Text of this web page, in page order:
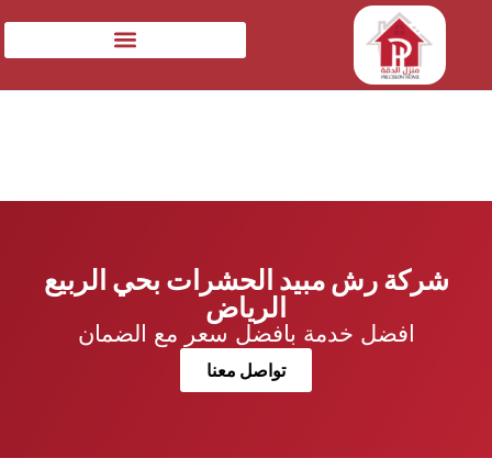
شركة رش مبيد الحشرات بحي الربيع
الرياض
افضل خدمة بافضل سعر مع الضمان
تواصل معنا